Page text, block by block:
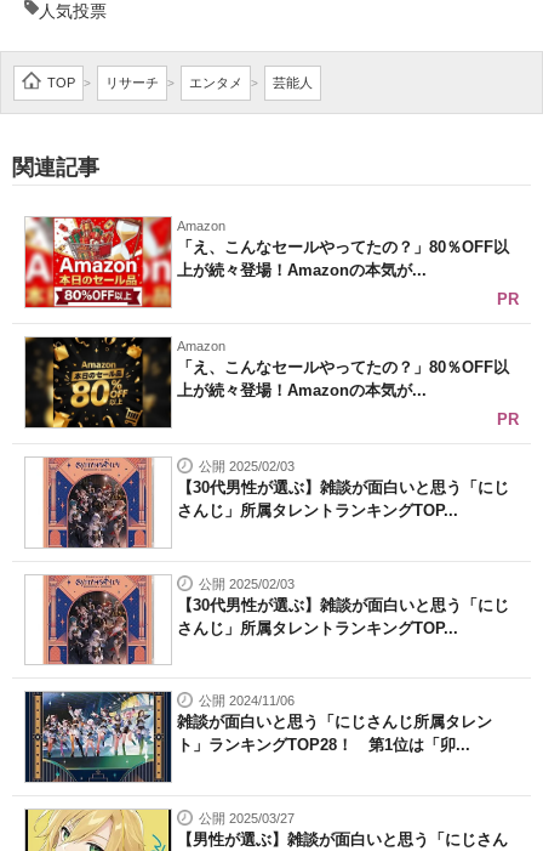
企業向けIT製品の総合サイト
製造業のIT導入・活用を支援
モノづくり技術者専門サイト
エレクトロニクス専門サイト
電子設計の基本と応用
エネルギーの専門メディア
建設×テクノロジーの最前線
ちょっと気になるネットの話題
人気投票
TOP > リサーチ > エンタメ > 芸能人
関連記事
Amazon
「え、こんなセールやってたの？」80％OFF以
上が続々登場！Amazonの本気が...
PR
Amazon
「え、こんなセールやってたの？」80％OFF以
上が続々登場！Amazonの本気が...
PR
公開 2025/02/03
【30代男性が選ぶ】雑談が面白いと思う「にじ
さんじ」所属タレントランキングTOP...
公開 2025/02/03
【30代男性が選ぶ】雑談が面白いと思う「にじ
さんじ」所属タレントランキングTOP...
公開 2024/11/06
雑談が面白いと思う「にじさんじ所属タレン
ト」ランキングTOP28！ 第1位は「卯...
公開 2025/03/27
【男性が選ぶ】雑談が面白いと思う「にじさん